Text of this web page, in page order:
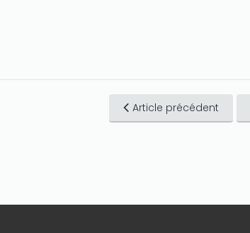
Article précédent